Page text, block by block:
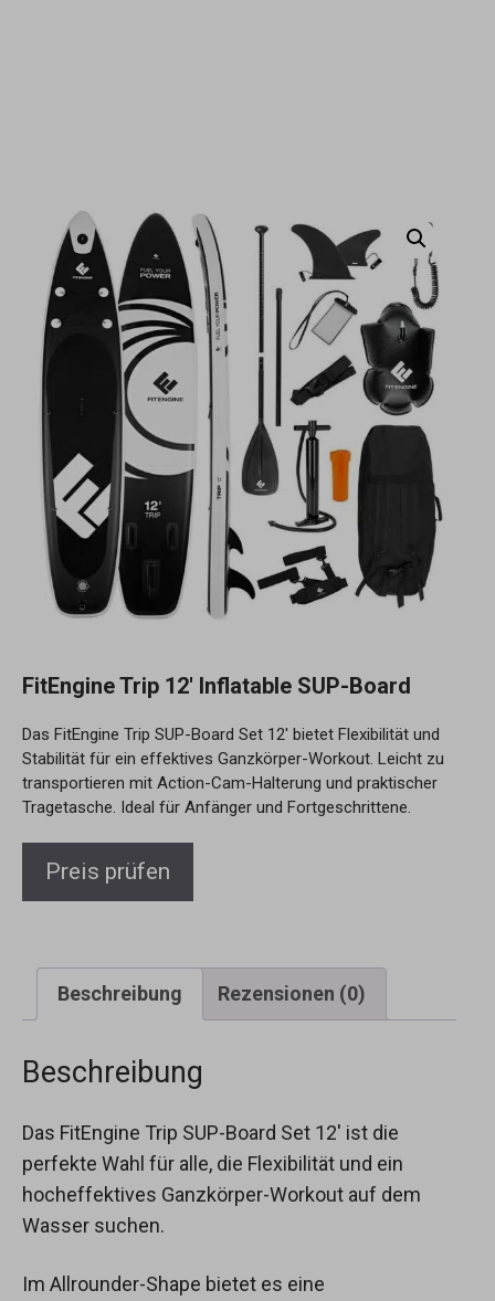
FitEngine Trip 12′ Inflatable SUP-Board
Das FitEngine Trip SUP-Board Set 12′ bietet Flexibilität und
Stabilität für ein effektives Ganzkörper-Workout. Leicht zu
transportieren mit Action-Cam-Halterung und praktischer
Tragetasche. Ideal für Anfänger und Fortgeschrittene.
Preis prüfen
Beschreibung Rezensionen (0)
Beschreibung
Das FitEngine Trip SUP-Board Set 12′ ist die
perfekte Wahl für alle, die Flexibilität und ein
hocheffektives Ganzkörper-Workout auf dem
Wasser suchen.
Im Allrounder-Shape bietet es eine